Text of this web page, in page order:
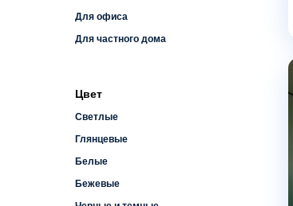
Для офиса
Для частного дома
Цвет
Светлые
Глянцевые
Белые
Бежевые